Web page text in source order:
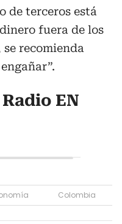
de terceros está
fuera de los
recomienda
EN
Colombia